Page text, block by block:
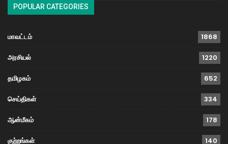
POPULAR CATEGORIES
மாவட்டம் 1868
அரசியல் 1220
தமிழகம் 652
செய்திகள் 334
ஆன்மீகம் 178
குற்றங்கள் 140